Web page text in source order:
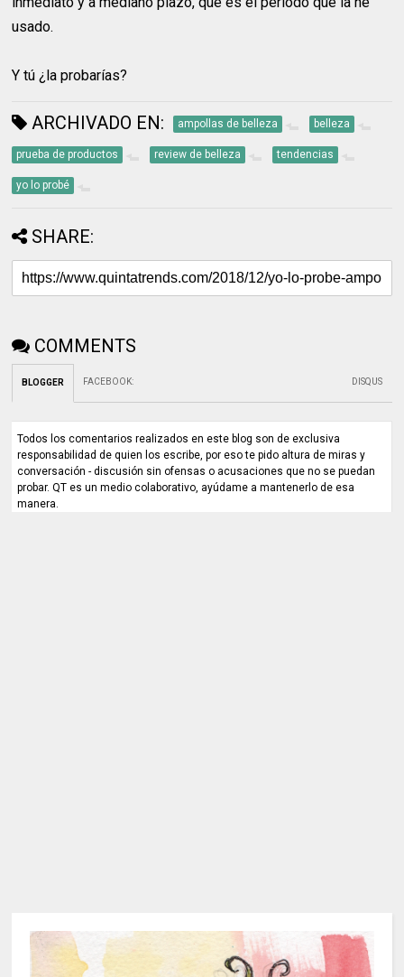
usado.
Y tú ¿la probarías?
ARCHIVADO EN: ampollas de belleza belleza
prueba de productos review de belleza tendencias
yo lo probé
SHARE:
COMMENTS
BLOGGER FACEBOOK: DISQUS
Todos los comentarios realizados en este blog son de exclusiva
responsabilidad de quien los escribe, por eso te pido altura de miras y
conversación - discusión sin ofensas o acusaciones que no se puedan
probar. QT es un medio colaborativo, ayúdame a mantenerlo de esa
manera.